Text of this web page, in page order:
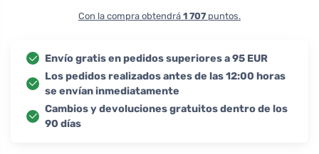
Con la compra obtendrá 1 707 puntos.
Envío gratis en pedidos superiores a 95 EUR
Los pedidos realizados antes de las 12:00 horas
se envían inmediatamente
Cambios y devoluciones gratuitos dentro de los
90 días